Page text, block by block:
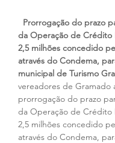
Prorrogação do prazo
da Operação de Crédito
2,5 milhões concedido
através do Condema,
municipal de Turismo
vereadores de Gramado
prorrogação do prazo
da Operação de Crédito
2,5 milhões concedido
através do Condema,